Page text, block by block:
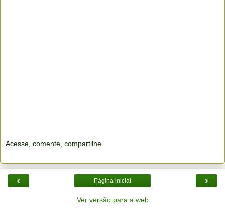
Acesse, comente, compartilhe
‹ ›
Página inicial
Ver versão para a web